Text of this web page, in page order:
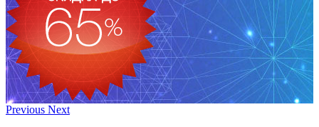
Previous Next